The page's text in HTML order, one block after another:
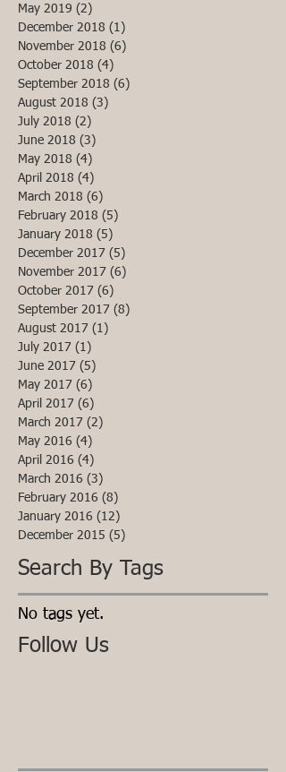
Search By Tags
Follow Us
May 2019 (2)
December 2018 (1)
November 2018 (6)
October 2018 (4)
September 2018 (6)
August 2018 (3)
July 2018 (2)
June 2018 (3)
May 2018 (4)
April 2018 (4)
March 2018 (6)
February 2018 (5)
January 2018 (5)
December 2017 (5)
November 2017 (6)
October 2017 (6)
September 2017 (8)
August 2017 (1)
July 2017 (1)
June 2017 (5)
May 2017 (6)
April 2017 (6)
March 2017 (2)
May 2016 (4)
April 2016 (4)
March 2016 (3)
February 2016 (8)
January 2016 (12)
December 2015 (5)
No tags yet.